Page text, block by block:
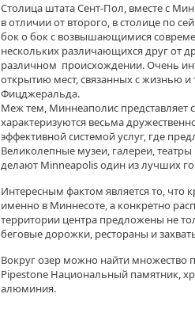
Столица штата Сент-Пол, вместе с
в отличии от второго, в столице по
бок о бок с возвышающимися
нескольких различающихся друг от
различном происхождении. Очень
открытию мест, связанных с жизнью и
Фицджеральда.
Меж тем, Миннеаполис представляет
характеризуются весьма
эффективной системой услуг, где
Великолепные музеи, галереи,
делают Minneapolis один из лучших
Интересным фактом является то,
именно в Миннесоте, а конкретно
территории центра предложены не
беговые дорожки, рестораны и
Вокруг озер можно найти
Pipestone Национальный памятник,
алюминия.